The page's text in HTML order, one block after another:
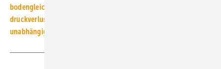
bo­den­gleich, öko­lo­gisch, teil­bar
druck­ver­lust­arm, kom­pakt, ska­lier­bar
unab­hängig, pha­sen­ver­schien­bar, ver­netzt